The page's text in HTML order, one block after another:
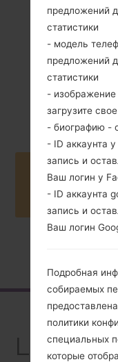
Unknown
Buy
предложений
статистики
- модель
предложений
статистики
-
загрузите
- биографию -
- ID аккаунта
запись и
Ваш логин у
- ID аккаунта
запись и
Ваш логин
Подробная
собираемых
политики
специальных
которые